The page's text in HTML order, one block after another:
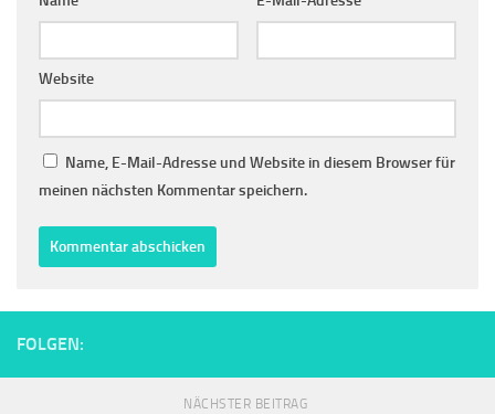
Website
Name, E-Mail-Adresse und Website in diesem Browser für
meinen nächsten Kommentar speichern.
FOLGEN:
NÄCHSTER BEITRAG